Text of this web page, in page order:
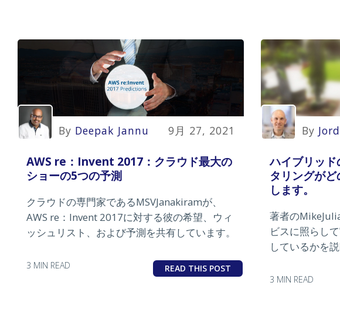
By Deepak Jannu 9月 27, 2021
AWS re：Invent 2017：クラウド最大の
ショーの5つの予測
クラウドの専門家であるMSVJanakiramが、
AWS re：Invent 2017に対する彼の希望、ウィ
ッシュリスト、および予測を共有しています。
3 MIN READ READ THIS POST
By
ハイブリッ
タリングが
します。
著者の
ビスに照らし
しているかを説
3 MIN READ